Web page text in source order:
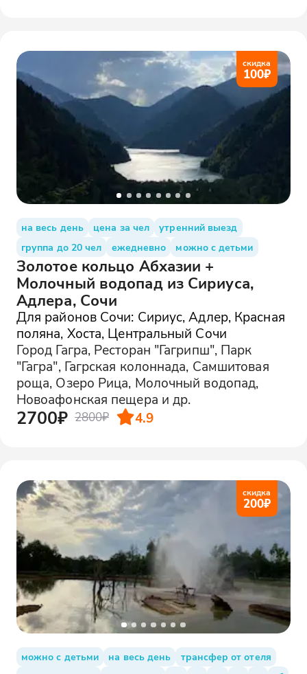
скидка
100₽
на весь день цена за чел
утренний выезд
группа до 20 чел
ежедневно можно с детьми
Золотое кольцо Абхазии +
Молочный водопад из Сириуса,
Адлера, Сочи
Для районов Сочи: Сириус, Адлер, Красная
поляна, Хоста, Центральный Сочи
Город Гагра, Ресторан "Гагрипш", Парк
"Гагра", Гагрская колоннада, Самшитовая
роща, Озеро Рица, Молочный водопад,
Новоафонская пещера и др.
2700₽ 2800₽ 4.9
скидка
200₽
можно с детьми на весь день
трансфер от отеля